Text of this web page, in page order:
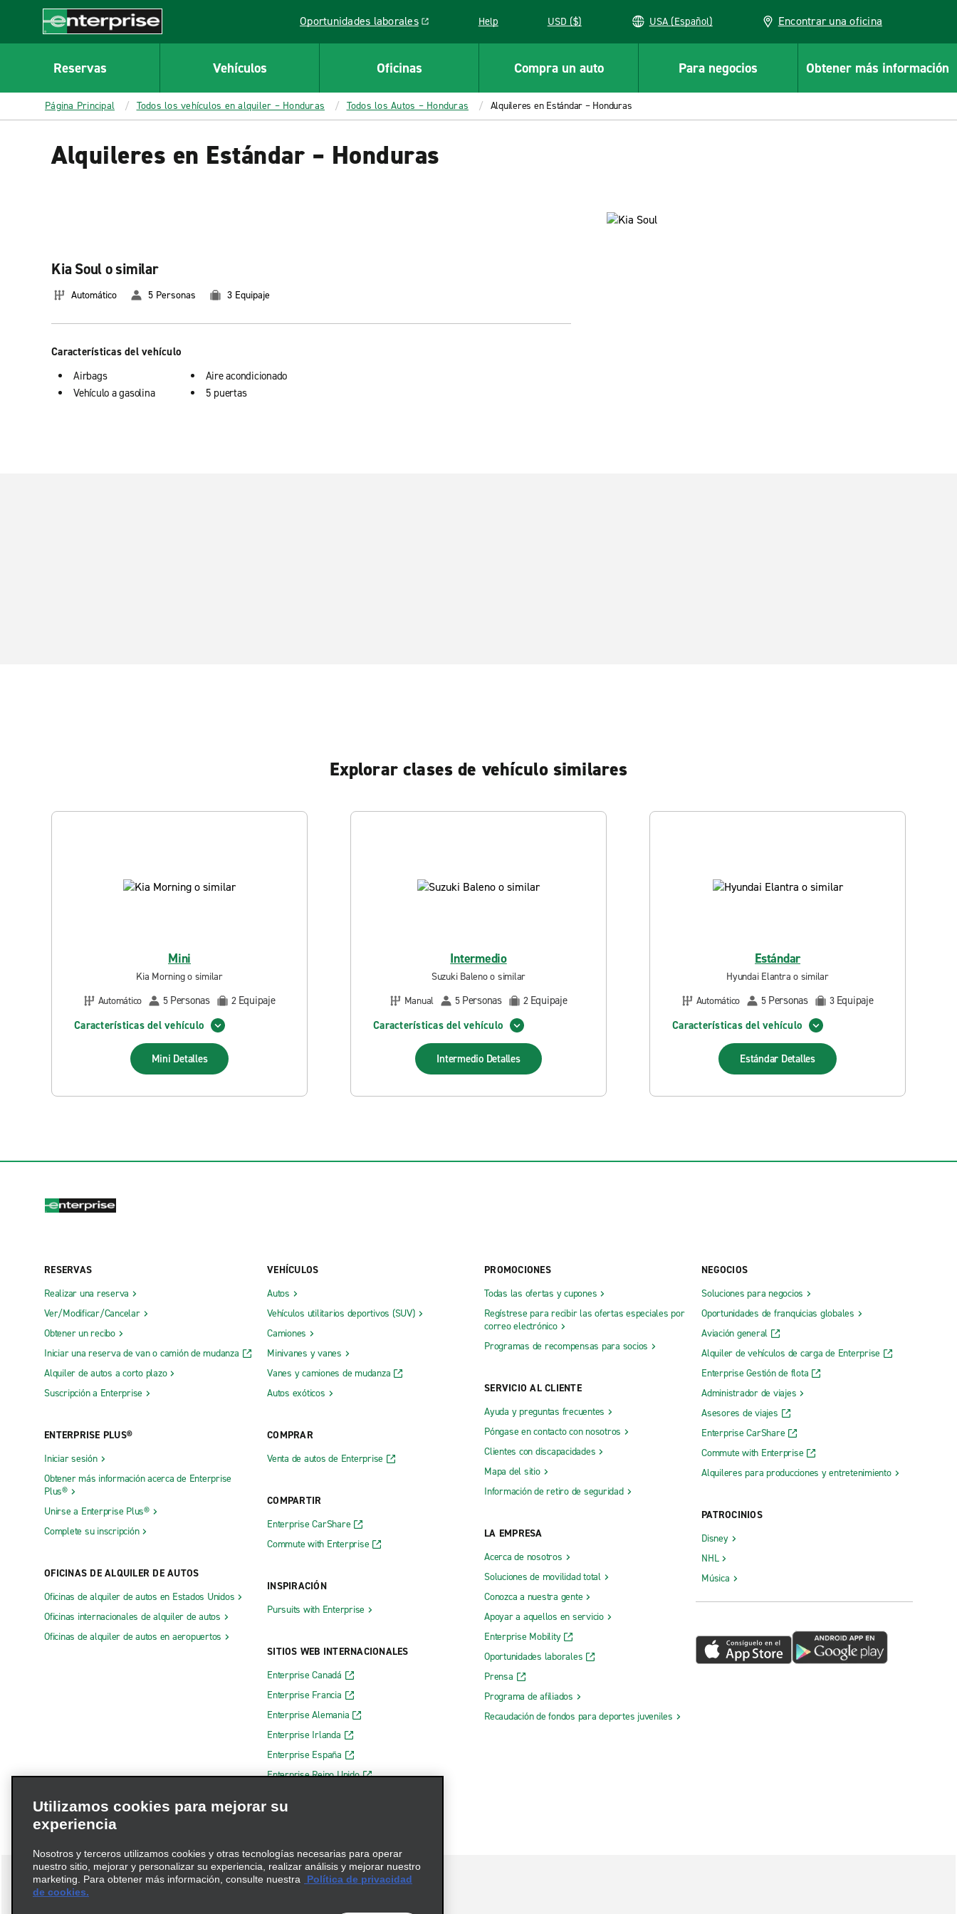
CONTENT
Enterprise
Oportunidades laborales
Link opens in a new window Help USD ($) USA (Español) Encontrar una oficina
Reservas Vehículos Oficinas Compra un auto Para negocios Obtener más información
Página Principal Todos los vehículos en alquiler – Honduras Todos los Autos – Honduras Alquileres en Estándar – Honduras
Alquileres en Estándar – Honduras
Kia Soul o similar
Automático 5 Personas 3 Equipaje
Características del vehículo
Airbags
Vehículo a gasolina
Aire acondicionado
5 puertas
Explorar clases de vehículo similares
Mini
Kia Morning o similar
Automático
5 Personas 2 Equipaje
Características del vehículo
Mini Detalles
Intermedio
Suzuki Baleno o similar
Manual
5 Personas 2 Equipaje
Características del vehículo
Intermedio Detalles
Estándar
Hyundai Elantra o similar
Automático
5 Personas 3 Equipaje
Características del vehículo
Estándar Detalles
RESERVAS
Realizar una reserva
Ver/Modificar/Cancelar
Obtener un recibo
Iniciar una reserva de van o camión de mudanza
Alquiler de autos a corto plazo
Suscripción a Enterprise
ENTERPRISE PLUS®
Iniciar sesión
Obtener más información acerca de Enterprise
Plus®
Unirse a Enterprise Plus®
Complete su inscripción
OFICINAS DE ALQUILER DE AUTOS
Oficinas de alquiler de autos en Estados Unidos
Oficinas internacionales de alquiler de autos
Oficinas de alquiler de autos en aeropuertos
VEHÍCULOS
Autos
Vehículos utilitarios deportivos (SUV)
Camiones
Minivanes y vanes
Vanes y camiones de mudanza
Autos exóticos
COMPRAR
Venta de autos de Enterprise
COMPARTIR
Enterprise CarShare
Commute with Enterprise
INSPIRACIÓN
Pursuits with Enterprise
SITIOS WEB INTERNACIONALES
Enterprise Canadá
Enterprise Francia
Enterprise Alemania
Enterprise Irlanda
Enterprise España
Enterprise Reino Unido
PROMOCIONES
Todas las ofertas y cupones
Regístrese para recibir las ofertas especiales por
correo electrónico
Programas de recompensas para socios
SERVICIO AL CLIENTE
Ayuda y preguntas frecuentes
Póngase en contacto con nosotros
Clientes con discapacidades
Mapa del sitio
Información de retiro de seguridad
LA EMPRESA
Acerca de nosotros
Soluciones de movilidad total
Conozca a nuestra gente
Apoyar a aquellos en servicio
Enterprise Mobility
Oportunidades laborales
Prensa
Programa de afiliados
Recaudación de fondos para deportes juveniles
NEGOCIOS
Soluciones para negocios
Oportunidades de franquicias globales
Aviación general
Alquiler de vehículos de carga de Enterprise
Enterprise Gestión de flota
Administrador de viajes
Asesores de viajes
Enterprise CarShare
Commute with Enterprise
Alquileres para producciones y entretenimiento
PATROCINIOS
Disney
NHL
Música
Utilizamos cookies para mejorar su
experiencia
Nosotros y terceros utilizamos cookies y otras tecnologías necesarias para operar
nuestro sitio, mejorar y personalizar su experiencia, realizar análisis y mejorar nuestro
marketing. Para obtener más información, consulte nuestra
Política de privacidad
de cookies.